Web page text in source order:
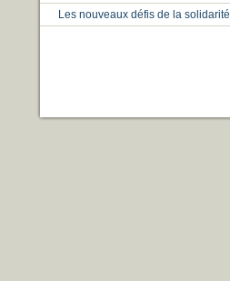
Les nouveaux défis de la solidarité